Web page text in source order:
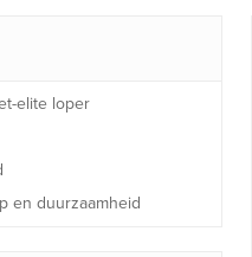
elite loper
en duurzaamheid